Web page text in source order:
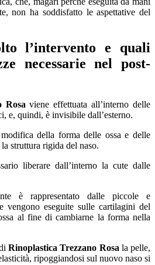
non ha soddisfatto le aspettative del
l’intervento e quali
necessarie nel post-
Rosa viene effettuata all’interno delle
e, quindi, è invisibile dall’esterno.
della forma delle ossa e delle
struttura rigida del naso.
liberare dall’interno la cute dalle
è rappresentato dalle piccole e
vengono eseguite sulle cartilagini del
al fine di cambiarne la forma nella
Rinoplastica Trezzano Rosa la pelle,
ripoggiandosi sul nuovo naso si